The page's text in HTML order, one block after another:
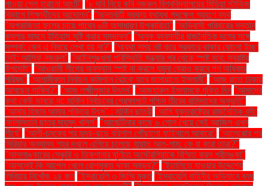
পাওয়া গেল হারানো আংটি" "৮ দবি নিয়ে কবি নজরুল বিশ্ববিদ্যালয়ের মিডিয়া স্টাডিজ
বিভাগে শিক্ষার্থীদের আন্দোলন" "অন্তর্বর্তী সরকার যথাযথ পদক্ষেপ গ্রহণে ব্যর্থ
"অপরাজিতা ফুলের চায়ে পাবেন ৬টি অসাধারণ উপকারিতা" "অভিবাসী পরিবারের সন্তান
কমলার সামনে ইতিহাস সৃষ্টি করার সম্ভাবনা" "অমুক ব্যবসায়ীর রাজনৈতিক দলের সঙ্গে
সম্পর্ক: কেন এ বিষয়ে লেখা হয় না?" "অযথা সময় নষ্ট করে সরকারে থাকার কোনো ইচ্ছা
নেই: আসিফ নজরুল" "আইনশৃঙ্খলা পরিস্থিতি সন্ধ্যার পর থেকে স্পষ্ট হবে: স্বরাষ্ট্র
উপদেষ্টা" "আওয়ামী লীগের অবস্থান স্পষ্ট না করলে যমুনা ঘেরাও করবে গণ অধিকার
পরিষদ" "আগামীকাল নির্বাচন কমিশনে বৈঠকে যাবে জামায়াতে ইসলামী" "আজ রাতে ঢাকায়
আসছেন সাকিব?" "আজ লক্ষ্মীপূজার উৎসব" "আজহারুল ইসলামকে মুক্তি দিন "আমাদের
কথা কেউ ভাবছে না: মার্কিন নির্বাচনের প্রেক্ষাপটে পশ্চিম তীরের বাসিন্দাদের অনুভূতি"
"আমার হিজাব আমার শক্তির উৎস" : মার্কিন ছাত্রী "আমি যুক্তরাষ্ট্রের রাজনৈতিক বন্দী:
ফিলিস্তিনি ছাত্র মাহমুদ খলিল" "আর্জেন্টিনার কাছে ৬ গোল খেয়ে সেই ব্রাজিল এখন
শীর্ষে" "আলী-চমকের পর হৃদয়-ঝড়ে বরিশাল পৌঁছালো ফাইনালে আবারো" "আলেপ্পোর পর
সিরিয়ার অন্যান্য শহর দখলে এগিয়ে চলেছে হায়াত আল-শাম: কে বা কারা তারা?"
"আসলাঙ্কারের সেঞ্চুরি ও তিকশানার ঘূর্ণিতে অস্ট্রেলিয়াকে বিস্মিত করল শ্রীলঙ্কা"
"আসলেই কি আপেল খেলে রোগমুক্ত থাকা সম্ভব?" "ইতালিতে যাওয়ার উদ্দেশ্যে
লিবিয়ায় নিখোঁজ ২৪ জন "ইসরায়েলি ৩ জিম্মি মুক্ত "ইসরায়েলি বাহিনীর অভিযানে বন্ধ